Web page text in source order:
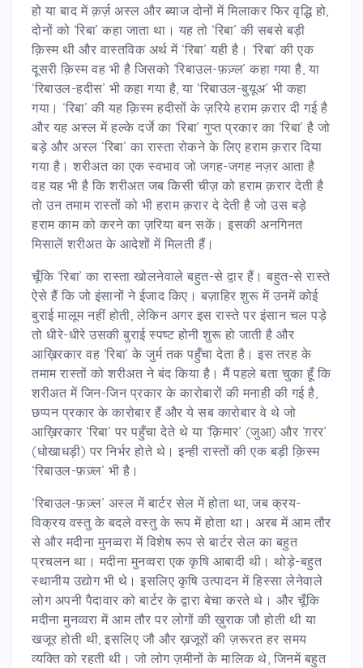
हो या बाद में क़र्ज़ अस्ल और ब्याज दोनों में मिलाकर फिर वृद्धि हो,
दोनों को ‘रिबा’ कहा जाता था। यह तो ‘रिबा’ की सबसे बड़ी
क़िस्म थी और वास्तविक अर्थ में ‘रिबा’ यही है। ‘रिबा’ की एक
दूसरी क़िस्म वह भी है जिसको ‘रिबाउल-फ़ज़्ल’ कहा गया है, या
‘रिबाउल-हदीस’ भी कहा गया है, या ‘रिबाउल-बुयूअ’ भी कहा
गया। ‘रिबा’ की यह क़िस्म हदीसों के ज़रिये हराम क़रार दी गई है
और यह अस्ल में हल्के दर्जे का ‘रिबा’ गुप्त प्रकार का ‘रिबा’ है जो
बड़े और अस्ल ‘रिबा’ का रास्ता रोकने के लिए हराम क़रार दिया
गया है। शरीअत का एक स्वभाव जो जगह-जगह नज़र आता है
वह यह भी है कि शरीअत जब किसी चीज़ को हराम क़रार देती है
तो उन तमाम रास्तों को भी हराम क़रार दे देती है जो उस बड़े
हराम काम को करने का ज़रिया बन सकें। इसकी अनगिनत
मिसालें शरीअत के आदेशों में मिलती हैं।
चूँकि ‘रिबा’ का रास्ता खोलनेवाले बहुत-से द्वार हैं। बहुत-से रास्ते
ऐसे हैं कि जो इंसानों ने ईजाद किए। बज़ाहिर शुरू में उनमें कोई
बुराई मालूम नहीं होती, लेकिन अगर इस रास्ते पर इंसान चल पड़े
तो धीरे-धीरे उसकी बुराई स्पष्ट होनी शुरू हो जाती है और
आख़िरकार वह ‘रिबा’ के जुर्म तक पहुँचा देता है। इस तरह के
तमाम रास्तों को शरीअत ने बंद किया है। मैं पहले बता चुका हूँ कि
शरीअत में जिन-जिन प्रकार के कारोबारों की मनाही की गई है,
छप्पन प्रकार के कारोबार हैं और ये सब कारोबार वे थे जो
आख़िरकार ‘रिबा’ पर पहुँचा देते थे या ‘क़िमार’ (जुआ) और ‘ग़रर’
(धोखाधड़ी) पर निर्भर होते थे। इन्ही रास्तों की एक बड़ी क़िस्म
‘रिबाउल-फ़ज़्ल’ भी है।
‘रिबाउल-फ़ज़्ल’ अस्ल में बार्टर सेल में होता था, जब क्रय-
विक्रय वस्तु के बदले वस्तु के रूप में होता था। अरब में आम तौर
से और मदीना मुनव्वरा में विशेष रूप से बार्टर सेल का बहुत
प्रचलन था। मदीना मुनव्वरा एक कृषि आबादी थी। थोड़े-बहुत
स्थानीय उद्योग भी थे। इसलिए कृषि उत्पादन में हिस्सा लेनेवाले
लोग अपनी पैदावार को बार्टर के द्वारा बेचा करते थे। और चूँकि
मदीना मुनव्वरा में आम तौर पर लोगों की ख़ुराक जौ होती थी या
खजूर होती थी, इसलिए जौ और ख़जूरों की ज़रूरत हर समय
व्यक्ति को रहती थी। जो लोग ज़मीनों के मालिक थे, जिनमें बहुत